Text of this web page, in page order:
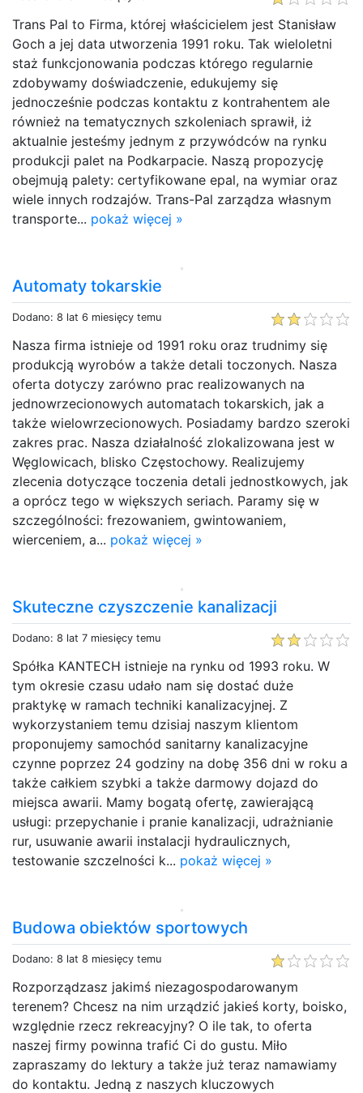
Trans Pal to Firma, której właścicielem jest Stanisław
Goch a jej data utworzenia 1991 roku. Tak wieloletni
staż funkcjonowania podczas którego regularnie
zdobywamy doświadczenie, edukujemy się
jednocześnie podczas kontaktu z kontrahentem ale
również na tematycznych szkoleniach sprawił, iż
aktualnie jesteśmy jednym z przywódców na rynku
produkcji palet na Podkarpacie. Naszą propozycję
obejmują palety: certyfikowane epal, na wymiar oraz
wiele innych rodzajów. Trans-Pal zarządza własnym
transporte... pokaż więcej »
Automaty tokarskie
Dodano: 8 lat 6 miesięcy temu
Nasza firma istnieje od 1991 roku oraz trudnimy się
produkcją wyrobów a także detali toczonych. Nasza
oferta dotyczy zarówno prac realizowanych na
jednowrzecionowych automatach tokarskich, jak a
także wielowrzecionowych. Posiadamy bardzo szeroki
zakres prac. Nasza działalność zlokalizowana jest w
Węglowicach, blisko Częstochowy. Realizujemy
zlecenia dotyczące toczenia detali jednostkowych, jak
a oprócz tego w większych seriach. Paramy się w
szczególności: frezowaniem, gwintowaniem,
wierceniem, a... pokaż więcej »
Skuteczne czyszczenie kanalizacji
Dodano: 8 lat 7 miesięcy temu
Spółka KANTECH istnieje na rynku od 1993 roku. W
tym okresie czasu udało nam się dostać duże
praktykę w ramach techniki kanalizacyjnej. Z
wykorzystaniem temu dzisiaj naszym klientom
proponujemy samochód sanitarny kanalizacyjne
czynne poprzez 24 godziny na dobę 356 dni w roku a
także całkiem szybki a także darmowy dojazd do
miejsca awarii. Mamy bogatą ofertę, zawierającą
usługi: przepychanie i pranie kanalizacji, udrażnianie
rur, usuwanie awarii instalacji hydraulicznych,
testowanie szczelności k... pokaż więcej »
Budowa obiektów sportowych
Dodano: 8 lat 8 miesięcy temu
Rozporządzasz jakimś niezagospodarowanym
terenem? Chcesz na nim urządzić jakieś korty, boisko,
względnie rzecz rekreacyjny? O ile tak, to oferta
naszej firmy powinna trafić Ci do gustu. Miło
zapraszamy do lektury a także już teraz namawiamy
do kontaktu. Jedną z naszych kluczowych